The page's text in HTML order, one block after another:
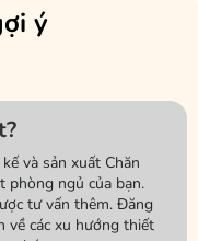
ý
và sản xuất Chăn
phòng ngủ của bạn.
tư vấn thêm. Đăng
về các xu hướng thiết